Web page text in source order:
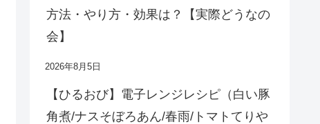
方法・やり方・効果は？【実際どうなの
会】
2026年8月5日
【ひるおび】電子レンジレシピ（白い豚
角煮/ナスそぼろあん/春雨/トマトてりや